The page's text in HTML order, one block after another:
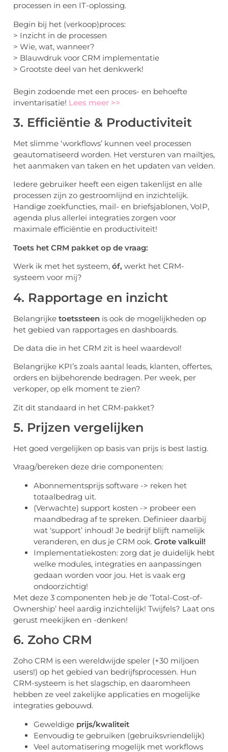
processen in een IT-oplossing.
Begin bij het (verkoop)proces:
> Inzicht in de processen
> Wie, wat, wanneer?
> Blauwdruk voor CRM implementatie
> Grootste deel van het denkwerk!
Begin zodoende met een proces- en behoefte
inventarisatie! Lees meer >>
3. Efficiëntie & Productiviteit
Met slimme ‘workflows’ kunnen veel processen
geautomatiseerd worden. Het versturen van mailtjes,
het aanmaken van taken en het updaten van velden.
Iedere gebruiker heeft een eigen takenlijst en alle
processen zijn zo gestroomlijnd en inzichtelijk.
Handige zoekfuncties, mail- en briefsjablonen, VoIP,
agenda plus allerlei integraties zorgen voor
maximale efficiëntie en productiviteit!
Toets het CRM pakket op de vraag:
Werk ik met het systeem, óf, werkt het CRM-
systeem voor mij?
4. Rapportage en inzicht
Belangrijke toetssteen is ook de mogelijkheden op
het gebied van rapportages en dashboards.
De data die in het CRM zit is heel waardevol!
Belangrijke KPI’s zoals aantal leads, klanten, offertes,
orders en bijbehorende bedragen. Per week, per
verkoper, op elk moment te zien?
Zit dit standaard in het CRM-pakket?
5. Prijzen vergelijken
Het goed vergelijken op basis van prijs is best lastig.
Vraag/bereken deze drie componenten:
Abonnementsprijs software -> reken het
totaalbedrag uit.
(Verwachte) support kosten -> probeer een
maandbedrag af te spreken. Definieer daarbij
wat ‘support’ inhoud! Je bedrijf blijft namelijk
veranderen, en dus je CRM ook. Grote valkuil!
Implementatiekosten: zorg dat je duidelijk hebt
welke modules, integraties en aanpassingen
gedaan worden voor jou. Het is vaak erg
ondoorzichtig!
Met deze 3 componenten heb je de ‘Total-Cost-of-
Ownership’ heel aardig inzichtelijk! Twijfels? Laat ons
gerust meekijken en -denken!
6. Zoho CRM
Zoho CRM is een wereldwijde speler (+30 miljoen
users!) op het gebied van bedrijfsprocessen. Hun
CRM-systeem is het slagschip, en daaromheen
hebben ze veel zakelijke applicaties en mogelijke
integraties gebouwd.
Geweldige prijs/kwaliteit
Eenvoudig te gebruiken (gebruiksvriendelijk)
Veel automatisering mogelijk met workflows